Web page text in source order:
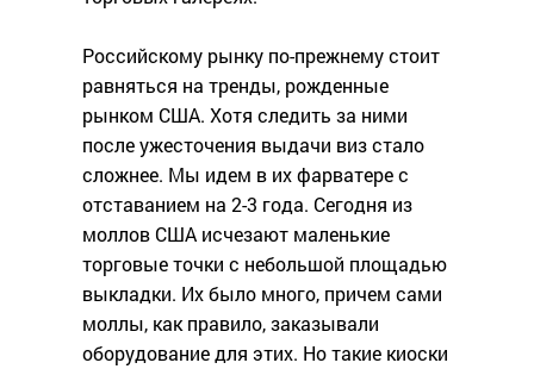
Российскому рынку по-прежнему стоит
равняться на тренды, рожденные
рынком США. Хотя следить за ними
после ужесточения выдачи виз стало
сложнее. Мы идем в их фарватере с
отставанием на 2-3 года. Сегодня из
моллов США исчезают маленькие
торговые точки с небольшой площадью
выкладки. Их было много, причем сами
моллы, как правило, заказывали
оборудование для этих. Но такие киоски